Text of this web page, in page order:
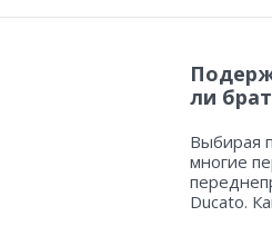
ли
Выбирая
многие
Ducato.